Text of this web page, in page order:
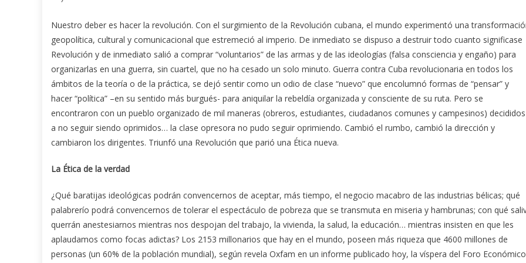
Nuestro deber es hacer la revolución. Con el surgimiento de la Revolución cubana, el mundo experimentó una
geopolítica, cultural y comunicacional que estremeció al imperio. De inmediato se dispuso a destruir todo cuanto significase
Revolución y de inmediato salió a comprar “voluntarios” de las armas y de las ideologías (falsa consciencia y engaño) para
organizarlas en una guerra, sin cuartel, que no ha cesado un solo minuto. Guerra contra Cuba revolucionaria en todos los
ámbitos de la teoría o de la práctica, se dejó sentir como un odio de clase “nuevo” que encolumnó formas de “pensar” y
hacer “política” –en su sentido más burgués- para aniquilar la rebeldía organizada y consciente de su ruta. Pero se
encontraron con un pueblo organizado de mil maneras (obreros, estudiantes, ciudadanos comunes y campesinos) decididos
a no seguir siendo oprimidos… la clase opresora no pudo seguir oprimiendo. Cambió el rumbo, cambió la dirección y
cambiaron los dirigentes. Triunfó una Revolución que parió una Ética nueva.
La Ética de la verdad
¿Qué baratijas ideológicas podrán convencernos de aceptar, más tiempo, el negocio macabro de las industrias bélicas; qué
palabrerío podrá convencernos de tolerar el espectáculo de pobreza que se transmuta en miseria y hambrunas; con qué
querrán anestesiarnos mientras nos despojan del trabajo, la vivienda, la salud, la educación… mientras insisten en que les
aplaudamos como focas adictas? Los 2153 millonarios que hay en el mundo, poseen más riqueza que 4600 millones de
personas (un 60% de la población mundial), según revela Oxfam en un informe publicado hoy, la víspera del Foro Económico